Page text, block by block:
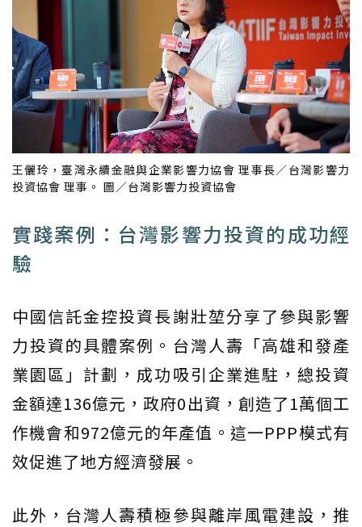
王儷玲，臺灣永續金融與企業影響力協會 理事長／台灣影響力
投資協會 理事。 圖／台灣影響力投資協會
實踐案例：台灣影響力投資的成功經
驗
中國信託金控投資長謝壯堃分享了參與影響
力投資的具體案例。台灣人壽「高雄和發產
業園區」計劃，成功吸引企業進駐，總投資
金額達136億元，政府0出資，創造了1萬個工
作機會和972億元的年產值。這一PPP模式有
效促進了地方經濟發展。
此外，台灣人壽積極參與離岸風電建設，推